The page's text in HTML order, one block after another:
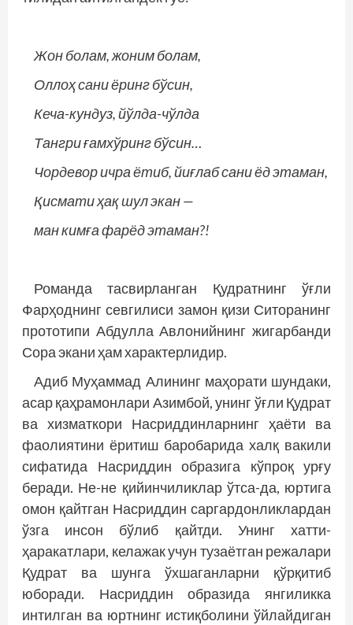
Жон болам, жоним болам,
Оллоҳ сани ёринг бўсин,
Кеча-кундуз, йўлда-чўлда
Тангри ғамхўринг бўсин…
Чордевор ичра ётиб, йиғлаб сани ёд этаман,
Қисмати ҳақ шул экан —
ман кимға фарёд этаман?!
Романда тасвирланган Қудратнинг ўғли
Фарҳоднинг севгилиси замон қизи Ситоранинг
прототипи Абдулла Авлонийнинг жигарбанди
Сора экани ҳам характерлидир.
Адиб Муҳаммад Алининг маҳорати шундаки,
асар қаҳрамонлари Азимбой, унинг ўғли Қудрат
ва хизматкори Насриддинларнинг ҳаёти ва
фаолиятини ёритиш баробарида халқ вакили
сифатида Насриддин образига кўпроқ урғу
беради. Не-не қийинчиликлар ўтса-да, юртига
омон қайтган Насриддин саргардонликлардан
ўзга инсон бўлиб қайтди. Унинг хатти-
ҳаракатлари, келажак учун тузаётган режалари
Қудрат ва шунга ўхшаганларни қўрқитиб
юборади. Насриддин образида янгиликка
интилган ва юртнинг истиқболини ўйлайдиган